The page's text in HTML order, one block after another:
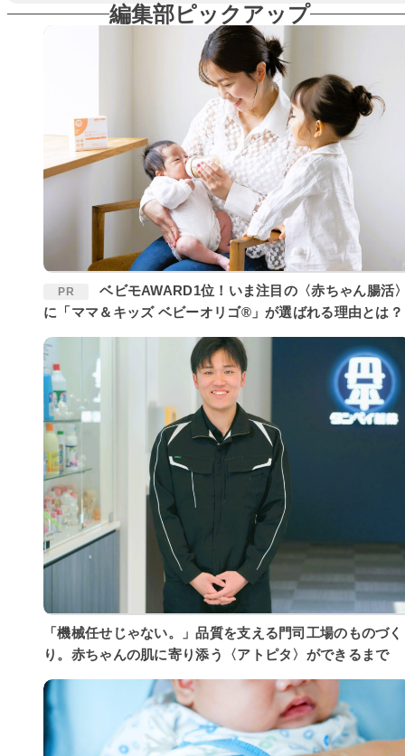
編集部ピックアップ
PR
ベビモAWARD1位！いま注目の〈赤ちゃん腸活〉
に「ママ＆キッズ ベビーオリゴ®」が選ばれる理由とは？
「機械任せじゃない。」品質を支える門司工場のものづく
り。赤ちゃんの肌に寄り添う〈アトピタ〉ができるまで